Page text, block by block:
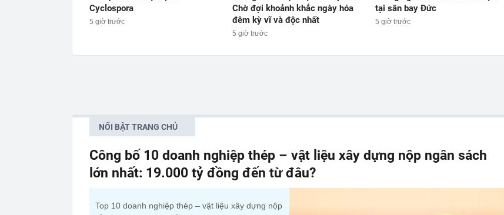
Cyclospora
5 giờ trước
Chờ đợi khoảnh khắc ngày hóa
đêm kỳ vĩ và độc nhất
5 giờ trước
tại sân bay Đức
5 giờ trước
NỔI BẬT TRANG CHỦ
Công bố 10 doanh nghiệp thép – vật liệu xây dựng nộp ngân sách
lớn nhất: 19.000 tỷ đồng đến từ đâu?
Top 10 doanh nghiệp thép – vật liệu xây dựng nộp